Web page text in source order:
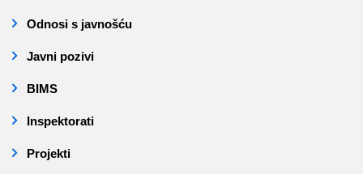
Odnosi s javnošću
Javni pozivi
BIMS
Inspektorati
Projekti